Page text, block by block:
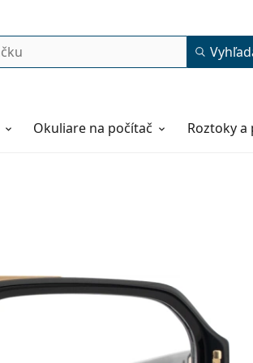
Okuliare na počítač Roztoky